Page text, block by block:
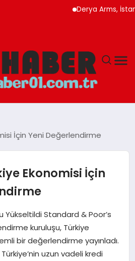
Derya Arms, İstanbul
İçin Yeni Değerlendirme
Ekonomisi İçin
Yükseltildi Standard & Poor’s
kuruluşu, Türkiye
bir değerlendirme yayınladı.
uzun vadeli kredi